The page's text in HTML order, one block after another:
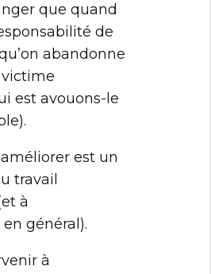
que quand
de
abandonne
est avouons-le
est un
travail
à
en général).
à